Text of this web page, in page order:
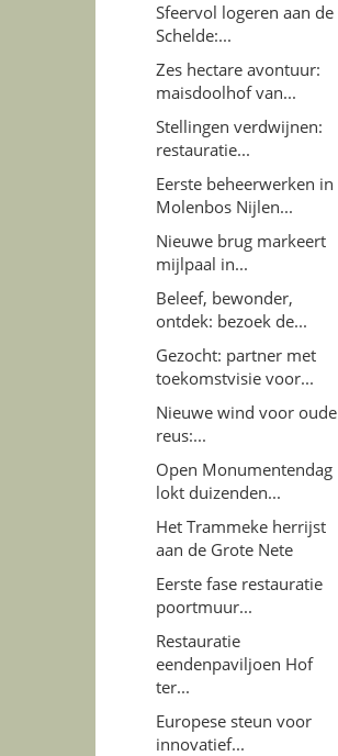
Sfeervol logeren aan de
Schelde:...
Zes hectare avontuur:
maisdoolhof van...
Stellingen verdwijnen:
restauratie...
Eerste beheerwerken in
Molenbos Nijlen...
Nieuwe brug markeert
mijlpaal in...
Beleef, bewonder,
ontdek: bezoek de...
Gezocht: partner met
toekomstvisie voor...
Nieuwe wind voor oude
reus:...
Open Monumentendag
lokt duizenden...
Het Trammeke herrijst
aan de Grote Nete
Eerste fase restauratie
poortmuur...
Restauratie
eendenpaviljoen Hof
ter...
Europese steun voor
innovatief...